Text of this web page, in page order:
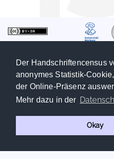
Der Handschriftencensus
anonymes Statistik-
der Online-Präsenz
Mehr dazu in der
Okay